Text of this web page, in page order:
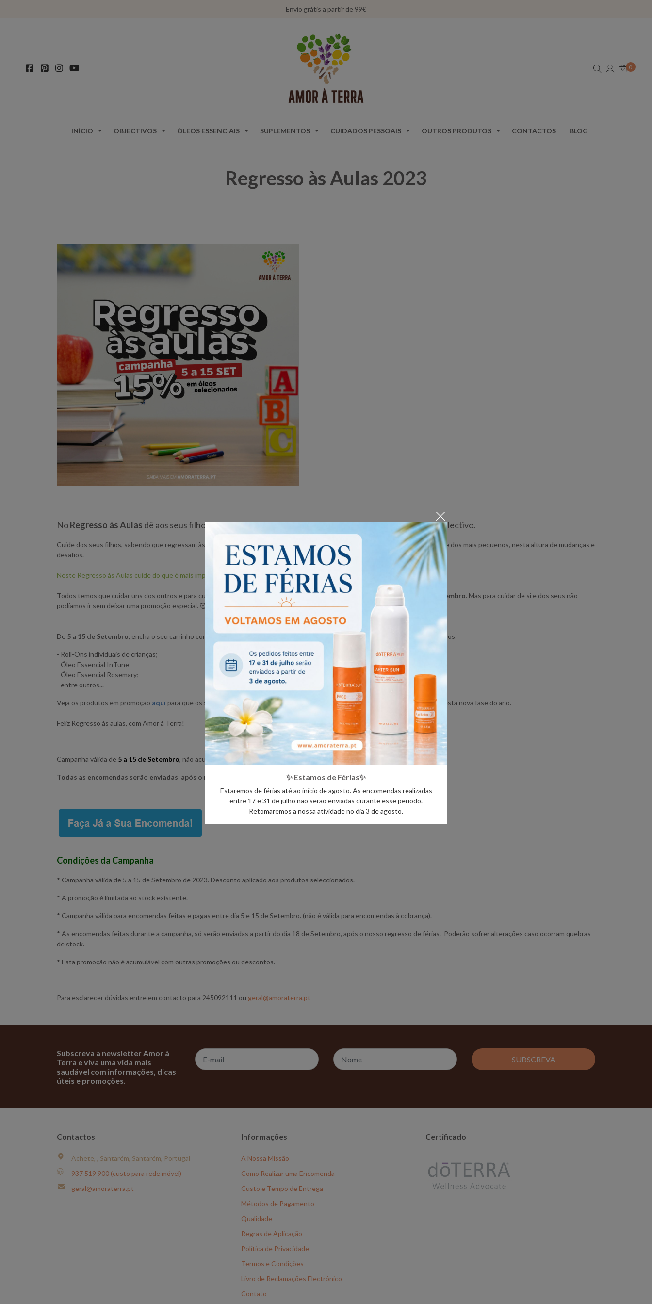
Envio grátis a partir de 99€
0
INÍCIO OBJECTIVOS ÓLEOS ESSENCIAIS SUPLEMENTOS CUIDADOS PESSOAIS OUTROS PRODUTOS CONTACTOS BLOG
Regresso às Aulas 2023
NoRegresso às Aulas dê aos seus filhos tudo o que precisam para enfrentar os desafios de mais um ano lectivo.
Cuide dos seus filhos, sabendo que regressam às aulas, com o apoio necessário nas questões emocionais. Cuide do corpo e mente dos mais pequenos, nesta altura de mudanças e
desafios.
Neste Regresso às Aulas cuide do que é mais importante!
Todos temos que cuidar uns dos outros e para cuidar dos nossos,a Equipa Amor à Terra estará de férias até ao dia 15 de Setembro. Mas para cuidar de si e dos seus não
podíamos ir sem deixar uma promoção especial. 🥰
De 5 a 15 de Setembro, encha o seu carrinho com 15% de desconto direto nos produtos seleccionados a pensar nos mais novos:
- Roll-Ons individuais de crianças;
- Óleo Essencial InTune;
- Óleo Essencial Rosemary;
- entre outros...
Veja os produtos em promoção aqui para que os seus filhos (e você) avancem com mais confiança, mais energia e determinação nesta nova fase do ano.
Feliz Regresso às aulas, com Amor à Terra!
Campanha válida de 5 a 15 de Setembro, não acumulável com outras campanhas ou vales de desconto.
Todas as encomendas serão enviadas, após o nosso regresso, a partir de dia 18 de Setembro.📦
Condições da Campanha
* Campanha válida de 5 a 15 de Setembro de 2023. Desconto aplicado aos produtos seleccionados.
* A promoção é limitada ao stock existente.
* Campanha válida para encomendas feitas e pagas entre dia 5 e 15 de Setembro. (não é válida para encomendas à cobrança).
* As encomendas feitas durante a campanha, só serão enviadas a partir do dia 18 de Setembro, após o nosso regresso de férias. Poderão sofrer alterações caso ocorram quebras
de stock.
* Esta promoção não é acumulável com outras promoções ou descontos.
Para esclarecer dúvidas entre em contacto para 245092111 ou geral@amoraterra.pt
Subscreva a newsletter Amor à
Terra e viva uma vida mais
saudável com informações, dicas
úteis e promoções.
SUBSCREVA
Contactos
Achete, , Santarém, Santarém, Portugal
937 519 900 (custo para rede móvel)
geral@amoraterra.pt
Informações
A Nossa Missão
Como Realizar uma Encomenda
Custo e Tempo de Entrega
Métodos de Pagamento
Qualidade
Regras de Aplicação
Política de Privacidade
Termos e Condições
Livro de Reclamações Electrónico
Contato
Certificado
✨ Estamos de Férias✨
Estaremos de férias até ao início de agosto. As encomendas realizadas
entre 17 e 31 de julho não serão enviadas durante esse período.
Retomaremos a nossa atividade no dia 3 de agosto.